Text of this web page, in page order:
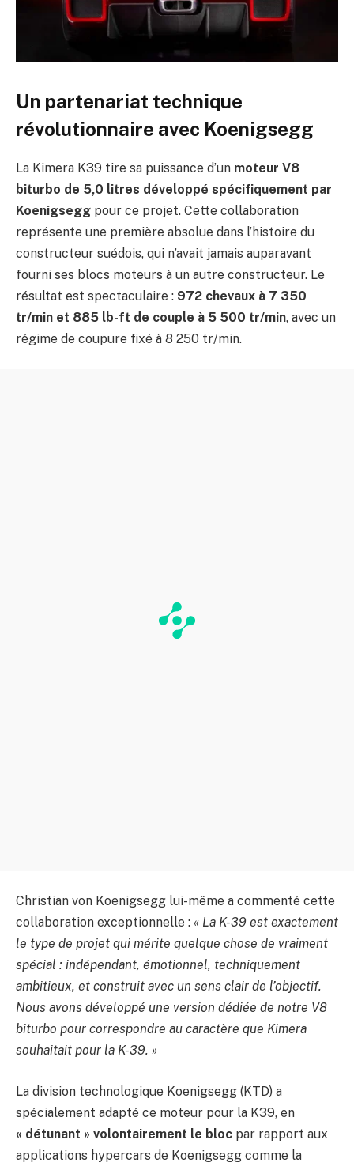
Un partenariat technique
révolutionnaire avec Koenigsegg
La Kimera K39 tire sa puissance d’un moteur V8
biturbo de 5,0 litres développé spécifiquement par
Koenigsegg pour ce projet. Cette collaboration
représente une première absolue dans l’histoire du
constructeur suédois, qui n’avait jamais auparavant
fourni ses blocs moteurs à un autre constructeur. Le
résultat est spectaculaire : 972 chevaux à 7 350
tr/min et 885 lb-ft de couple à 5 500 tr/min, avec un
régime de coupure fixé à 8 250 tr/min.
Christian von Koenigsegg lui-même a commenté cette
collaboration exceptionnelle : « La K-39 est exactement
le type de projet qui mérite quelque chose de vraiment
spécial : indépendant, émotionnel, techniquement
ambitieux, et construit avec un sens clair de l’objectif.
Nous avons développé une version dédiée de notre V8
biturbo pour correspondre au caractère que Kimera
souhaitait pour la K-39. »
La division technologique Koenigsegg (KTD) a
spécialement adapté ce moteur pour la K39, en
« détunant » volontairement le bloc par rapport aux
applications hypercars de Koenigsegg comme la